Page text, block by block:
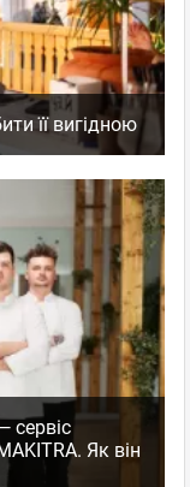
її вигідною
сервіс
Як він